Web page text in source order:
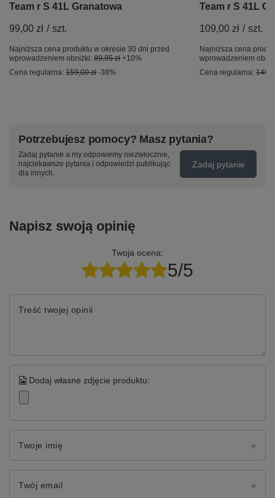
Team r S 41L Granatowa
99,00 zł / szt.
Najniższa cena produktu w okresie 30 dni przed
wprowadzeniem obniżki: 89,95 zł +10%
Cena regularna: 159,00 zł -38%
Team r S 41L
109,00 zł / szt.
Najniższa cena
wprowadzeniem
Cena regularna:
Potrzebujesz pomocy? Masz pytania?
Zadaj pytanie a my odpowiemy niezwłocznie,
najciekawsze pytania i odpowiedzi publikując
dla innych.
Zadaj pytanie
Napisz swoją opinię
Twoja ocena:
5/5
Treść twojej opinii
Dodaj własne zdjęcie produktu:
Twoje imię
Twój email